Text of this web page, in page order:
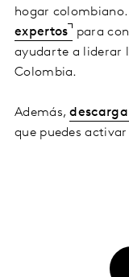
hogar colombiano.
expertos
para
ayudarte a liderar
Colombia.
Además,
que puedes